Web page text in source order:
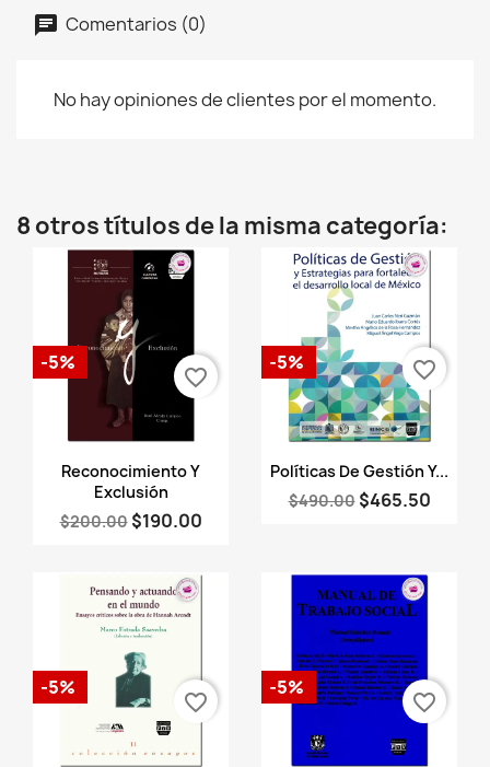
Comentarios (0)
No hay opiniones de clientes por el momento.
8 otros títulos de la misma categoría:
Vista rápida
Reconocimiento Y
Exclusión
$200.00 $190.00
-5%
favorite_border
Vista rápida
Políticas De Gestión Y...
$490.00 $465.50
-5% favorite_border
-5%
favorite_border
-5%
favorite_border